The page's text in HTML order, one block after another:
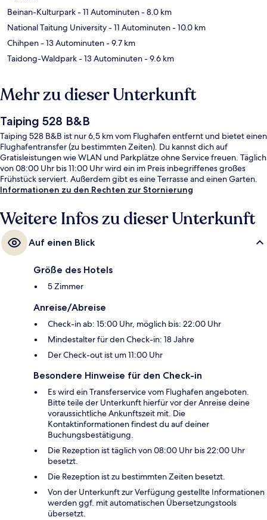
Beinan-Kulturpark- 11 Autominuten- 8.0 km
National Taitung University- 11 Autominuten- 10.0 km
Chihpen- 13 Autominuten- 9.7 km
Taidong-Waldpark- 13 Autominuten- 9.6 km
Mehr zu dieser Unterkunft
Taiping 528 B&B
Taiping 528 B&B ist nur 6,5 km vom Flughafen entfernt und bietet einen
Flughafentransfer (zu bestimmten Zeiten). Du kannst dich auf
Gratisleistungen wie WLAN und Parkplätze ohne Service freuen. Täglich
von 08:00 Uhr bis 11:00 Uhr wird ein im Preis inbegriffenes großes
Frühstück serviert. Außerdem gibt es eine Terrasse and einen Garten.
Informationen zu den Rechten zur Stornierung
Weitere Infos zu dieser Unterkunft
Auf einen Blick
Größe des Hotels
5 Zimmer
Anreise/Abreise
Check-in ab: 15:00 Uhr, möglich bis: 22:00 Uhr
Mindestalter für den Check-in: 18 Jahre
Der Check-out ist um 11:00 Uhr
Besondere Hinweise für den Check-in
Es wird ein Transferservice vom Flughafen angeboten.
Bitte teile der Unterkunft hierfür vor der Anreise deine
voraussichtliche Ankunftszeit mit. Die
Kontaktinformationen findest du auf deiner
Buchungsbestätigung.
Die Rezeption ist täglich von 08:00 Uhr bis 22:00 Uhr
besetzt.
Die Rezeption ist zu bestimmten Zeiten besetzt.
Von der Unterkunft zur Verfügung gestellte Informationen
werden ggf. mit automatischen Übersetzungstools
übersetzt.